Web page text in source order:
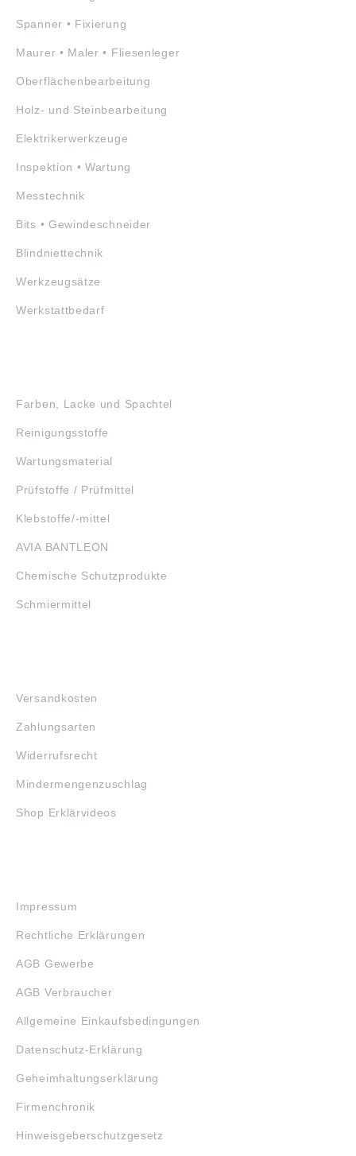
Spanner • Fixierung
Maurer • Maler • Fliesenleger
Oberflächenbearbeitung
Holz- und Steinbearbeitung
Elektrikerwerkzeuge
Inspektion • Wartung
Messtechnik
Bits • Gewindeschneider
Blindniettechnik
Werkzeugsätze
Werkstattbedarf
Farben, Lacke und Spachtel
Reinigungsstoffe
Wartungsmaterial
Prüfstoffe / Prüfmittel
Klebstoffe/-mittel
AVIA BANTLEON
Chemische Schutzprodukte
Schmiermittel
Versandkosten
Zahlungsarten
Widerrufsrecht
Mindermengenzuschlag
Shop Erklärvideos
Impressum
Rechtliche Erklärungen
AGB Gewerbe
AGB Verbraucher
Allgemeine Einkaufsbedingungen
Datenschutz-Erklärung
Geheimhaltungserklärung
Firmenchronik
Hinweisgeberschutzgesetz